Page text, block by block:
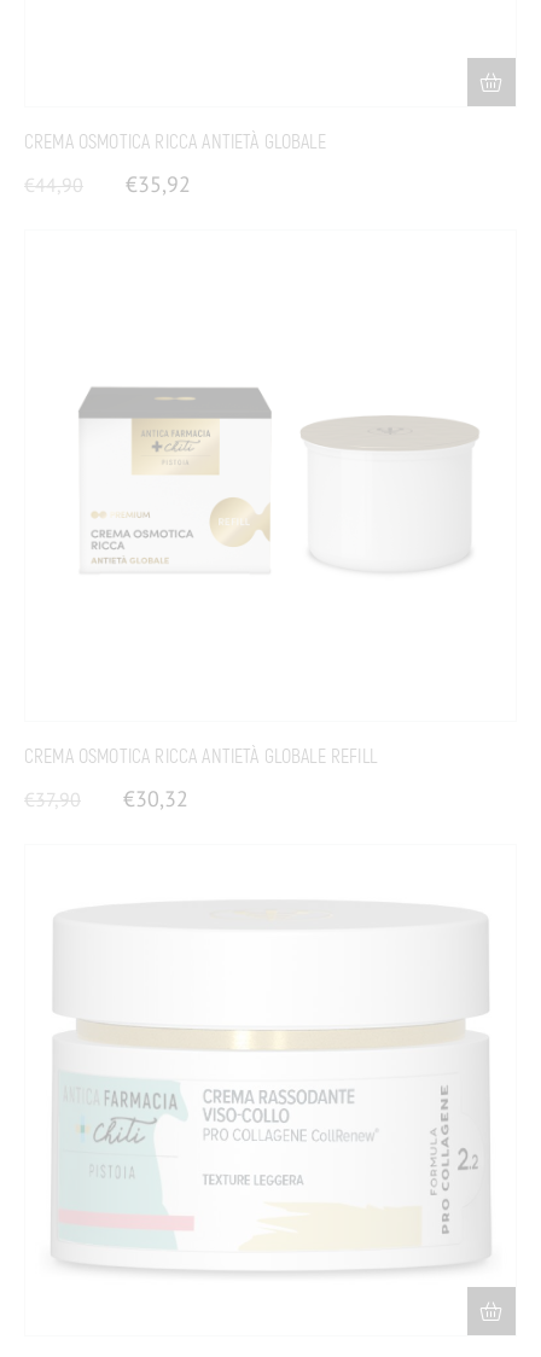
CREMA OSMOTICA RICCA ANTIETÀ GLOBALE
€44,90 €35,92
CREMA OSMOTICA RICCA ANTIETÀ GLOBALE REFILL
€37,90 €30,32